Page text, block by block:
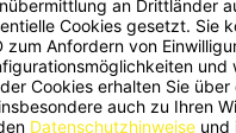
Spoiler Lippe
Für Mercedes-Benz G-
Schnellansicht